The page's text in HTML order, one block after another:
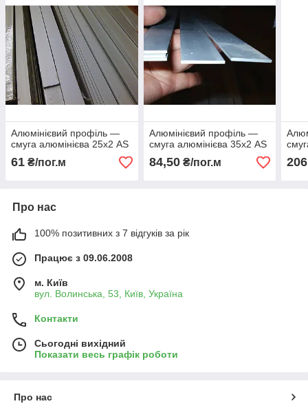
Алюмінієвий профіль —
смуга алюмінієва 25х2 AS
61 ₴/пог.м
Алюмінієвий профіль —
смуга алюмінієва 35х2 AS
84,50₴/пог.м 206
Про нас
100% позитивних з 7 відгуків за рік
Працює з 09.06.2008
м. Київ
вул. Волинська, 53, Київ, Україна
Контакти
Сьогодні вихідний
Показати весь графік роботи
Про нас